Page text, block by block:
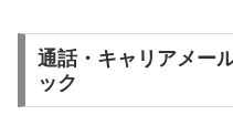
通話・キャリアメー
ック